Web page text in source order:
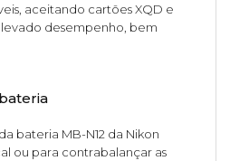
aceitando cartões XQD e
desempenho, bem
bateria MB-N12 da Nikon
ou para contrabalançar as